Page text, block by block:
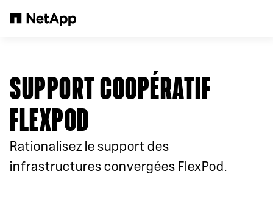
SUPPORT COOPÉRATIF
FLEXPOD
Rationalisez le support des
infrastructures convergées FlexPod.